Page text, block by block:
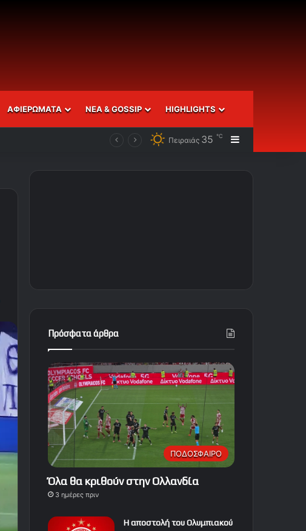
ΑΦΙΕΡΩΜΑΤΑ ΝΕΑ & GOSSIP HIGHLIGHTS
Πειραιάς 35 ℃ Sidebar
Πρόσφατα άρθρα
ΠΟΔΟΣΦΑΙΡΟ
Όλα θα κριθούν στην Ολλανδία
3 ημέρες πριν
Η αποστολή του Ολυμπιακού